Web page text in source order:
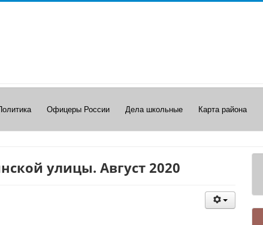
Офицеры России Дела школьные Карта района
улицы. Август 2020